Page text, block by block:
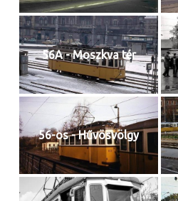
56A - Moszkva tér
56-os - Hűvösvölgy